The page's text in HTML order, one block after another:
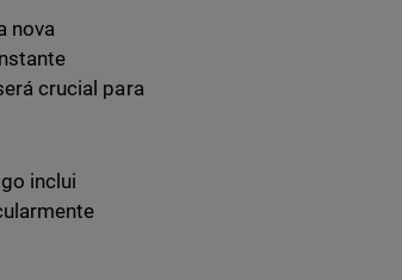
nova
crucial para
inclui